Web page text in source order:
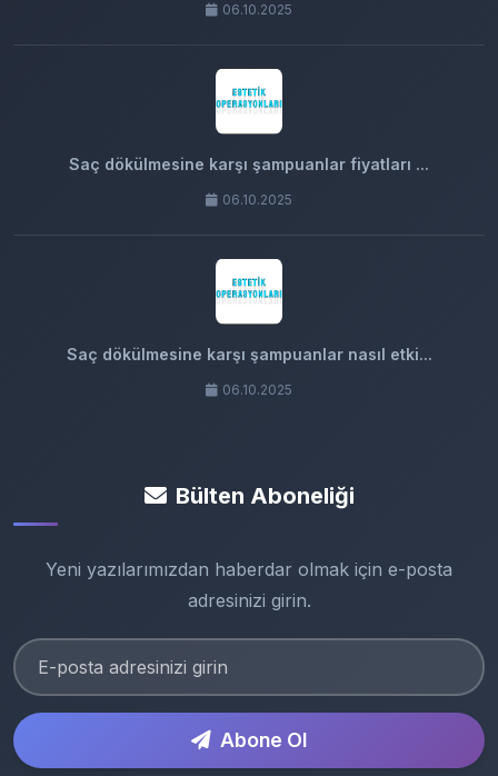
06.10.2025
Saç dökülmesine karşı şampuanlar fiyatları ...
06.10.2025
Saç dökülmesine karşı şampuanlar nasıl etki...
06.10.2025
Bülten Aboneliği
Yeni yazılarımızdan haberdar olmak için e-posta
adresinizi girin.
Abone Ol